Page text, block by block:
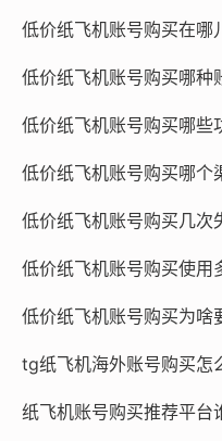
常见地区号及其特点
美国地区号：美国地区号
解美国文化，提高账号的
入中国文化，提高账号
你在广告投放和搜索推荐
欧洲地区号：欧洲地区号
解欧洲文化，提高账号
以让你在广告投放和搜索
低价纸飞机账号购买在哪
低价纸飞机账号购买哪种
低价纸飞机账号购买哪些
低价纸飞机账号购买几次
低价纸飞机账号购买使用
tg纸飞机海外账号购买怎